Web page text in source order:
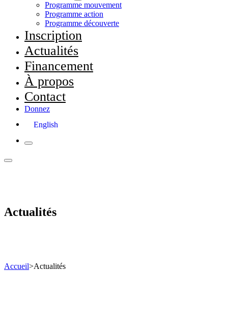
Programme mouvement
Programme action
Programme découverte
Inscription
Actualités
Financement
À propos
Contact
Donnez
English
Actualités
Accueil>Actualités